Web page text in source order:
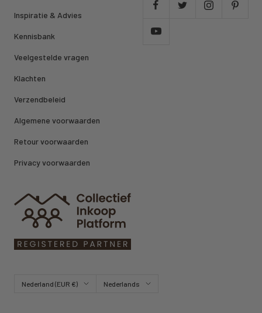
Inspiratie & Advies
Kennisbank
Veelgestelde vragen
Klachten
Verzendbeleid
Algemene voorwaarden
Retour voorwaarden
Privacy voorwaarden
Land/regio Nederland (EUR €) TaalNederlands